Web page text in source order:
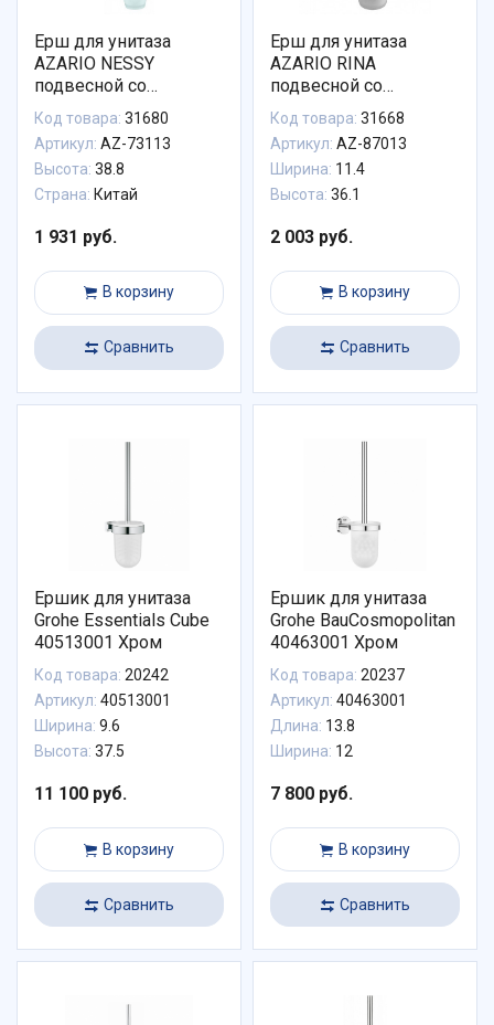
Ерш для унитаза
AZARIO NESSY
подвесной со
стеклянной колбой,
хром (AZ-73113)
Код товара: 31680
Артикул: AZ-73113
Высота: 38.8
Страна: Китай
1 931 руб.
В корзину
Сравнить
Ерш для унитаза
AZARIO RINA
подвесной со
стеклянной колбой,
хром (AZ-87013)
Код товара: 31668
Артикул: AZ-87013
Ширина: 11.4
Высота: 36.1
2 003 руб.
В корзину
Сравнить
Ершик для унитаза
Grohe Essentials Cube
40513001 Хром
Код товара: 20242
Артикул: 40513001
Ширина: 9.6
Высота: 37.5
11 100 руб.
В корзину
Сравнить
Ершик для унитаза
Grohe BauCosmopolitan
40463001 Хром
Код товара: 20237
Артикул: 40463001
Длина: 13.8
Ширина: 12
7 800 руб.
В корзину
Сравнить